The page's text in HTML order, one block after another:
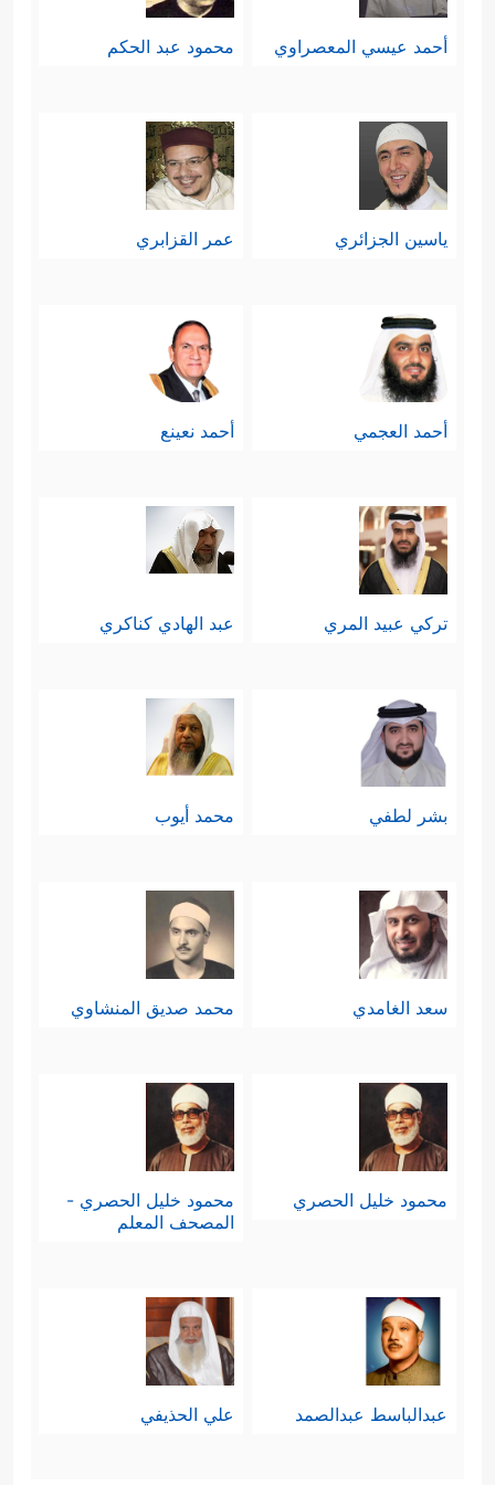
أحمد عيسي المعصراوي محمود عبد الحكم
ياسين الجزائري عمر القزابري
أحمد العجمي أحمد نعينع
تركي عبيد المري عبد الهادي كناكري
بشر لطفي محمد أيوب
سعد الغامدي محمد صديق المنشاوي
محمود خليل الحصري
محمود خليل الحصري -
المصحف المعلم
عبدالباسط عبدالصمد علي الحذيفي